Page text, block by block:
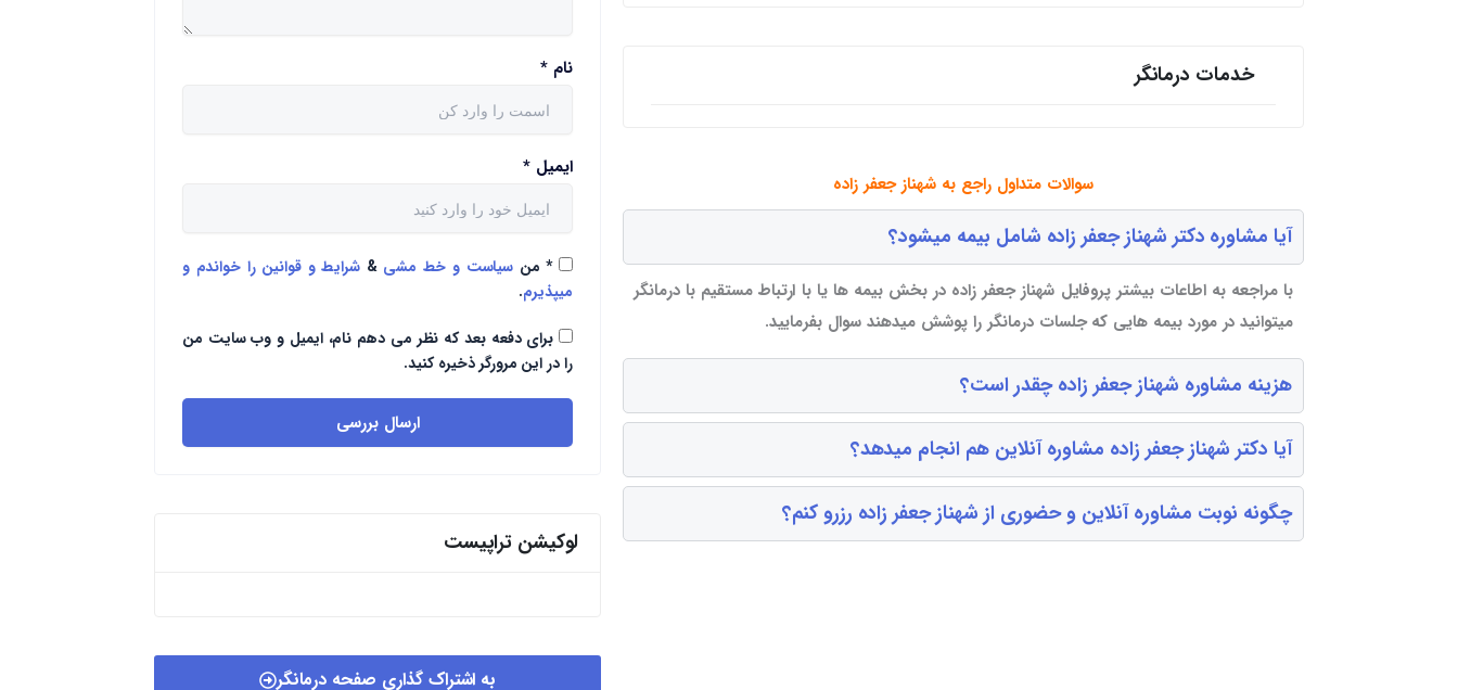
خدمات درمانگر
سوالات متداول راجع به شهناز جعفر زاده
آیا مشاوره دکتر شهناز جعفر زاده شامل بیمه میشود؟
با مراجعه به اطاعات بیشتر پروفایل شهناز جعفر زاده در بخش بیمه ها یا با ارتباط مستقیم با درمانگر
میتوانید در مورد بیمه هایی که جلسات درمانگر را پوشش میدهند سوال بفرمایید.
هزینه مشاوره شهناز جعفر زاده چقدر است؟
آیا دکتر شهناز جعفر زاده مشاوره آنلاین هم انجام میدهد؟
چگونه نوبت مشاوره آنلاین و حضوری از شهناز جعفر زاده رزرو کنم؟
نام *
ایمیل *
*من سیاست و خط مشی &شرایط و قوانین را خواندم و
میپذیرم.
برای دفعه بعد که نظر می دهم نام، ایمیل و وب سایت من
را در این مرورگر ذخیره کنید.
ارسال بررسی
لوکیشن تراپیست
به اشتراک گذاری صفحه درمانگر